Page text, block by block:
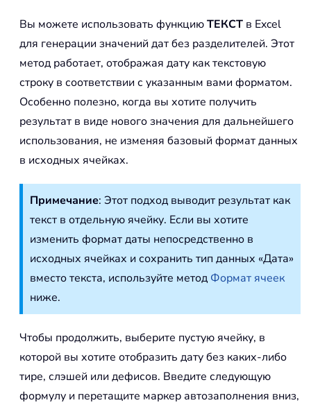
Вы можете использовать функциюТЕКСТ в Excel
для генерации значений дат без разделителей. Этот
метод работает, отображая дату как текстовую
строку в соответствии с указанным вами форматом.
Особенно полезно, когда вы хотите получить
результат в виде нового значения для дальнейшего
использования, не изменяя базовый формат данных
в исходных ячейках.
Примечание: Этот подход выводит результат как
текст в отдельную ячейку. Если вы хотите
изменить формат даты непосредственно в
исходных ячейках и сохранить тип данных «Дата»
вместо текста, используйте метод Формат ячеек
ниже.
Чтобы продолжить, выберите пустую ячейку, в
которой вы хотите отобразить дату без каких-либо
тире, слэшей или дефисов. Введите следующую
формулу и перетащите маркер автозаполнения вниз,